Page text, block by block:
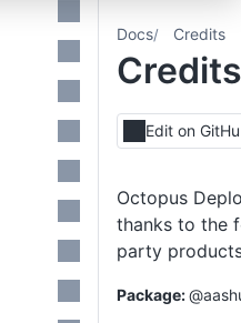
Docs Credits
Credits
Edit on
Octopus
thanks to the
party